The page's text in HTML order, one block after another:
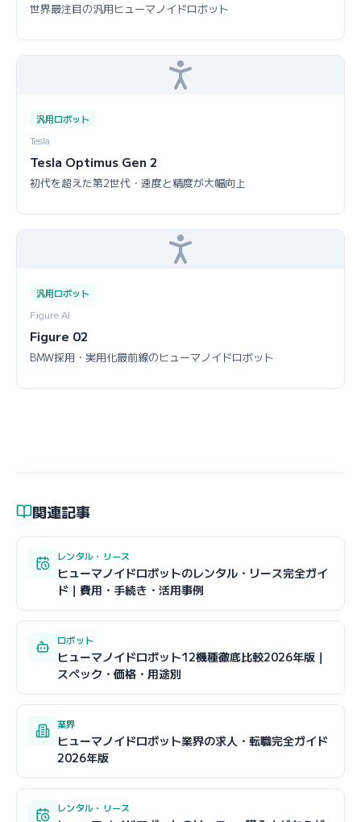
世界最注目の汎用ヒューマノイドロボット
汎用ロボット
Tesla
Tesla Optimus Gen 2
初代を超えた第2世代・速度と精度が大幅向上
汎用ロボット
Figure AI
Figure 02
BMW採用・実用化最前線のヒューマノイドロボット
関連記事
レンタル・リース
ヒューマノイドロボットのレンタル・リース完全ガイ
ド｜費用・手続き・活用事例
ロボット
ヒューマノイドロボット12機種徹底比較2026年版｜
スペック・価格・用途別
業界
ヒューマノイドロボット業界の求人・転職完全ガイド
2026年版
レンタル・リース